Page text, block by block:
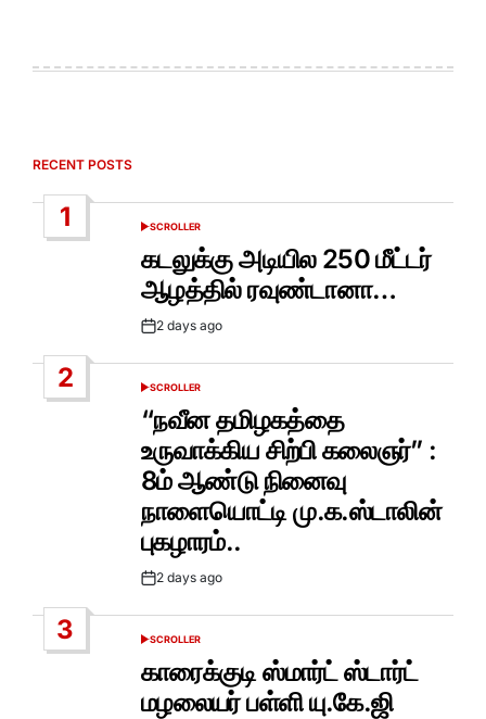
RECENT POSTS
1
POSTED
SCROLLER
கடலுக்கு அடியில 250 மீட்டர்
ஆழத்தில் ரவுண்டானா…
Post2 days ago
2
POSTED
IN
SCROLLER
“நவீன தமிழகத்தை
உருவாக்கிய சிற்பி கலைஞர்” :
8ம் ஆண்டு நினைவு
நாளையொட்டி மு.க.ஸ்டாலின்
புகழாரம்..
Post2 days ago
3
POSTED
SCROLLER
காரைக்குடி ஸ்மார்ட் ஸ்டார்ட்
மழலையர் பள்ளி யு.கே.ஜி